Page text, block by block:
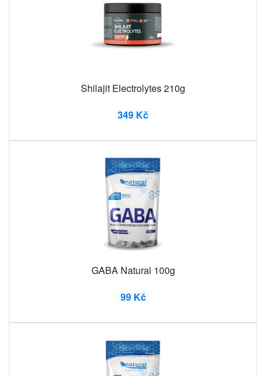
Shilajit Electrolytes 210g
349 Kč
GABA Natural 100g
99 Kč